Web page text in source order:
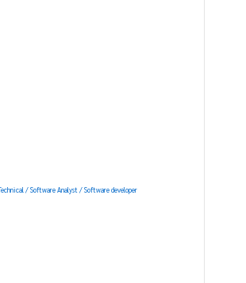
/ Software Analyst / Software developer